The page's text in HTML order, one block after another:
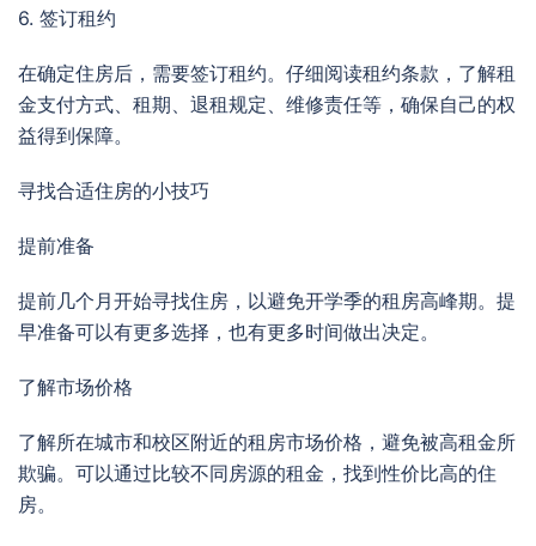
6. 签订租约
在确定住房后，需要签订租约。仔细阅读租约条款，了解租
金支付方式、租期、退租规定、维修责任等，确保自己的权
益得到保障。
寻找合适住房的小技巧
提前准备
提前几个月开始寻找住房，以避免开学季的租房高峰期。提
早准备可以有更多选择，也有更多时间做出决定。
了解市场价格
了解所在城市和校区附近的租房市场价格，避免被高租金所
欺骗。可以通过比较不同房源的租金，找到性价比高的住
房。